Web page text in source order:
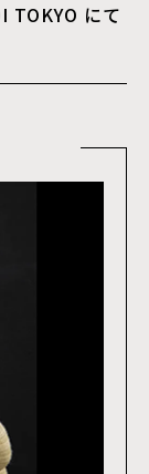
TOKYO にて